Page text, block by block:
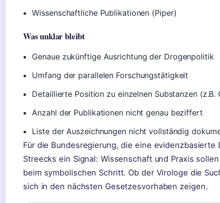
Wissenschaftliche Publikationen (Piper)
Was unklar bleibt
Genaue zukünftige Ausrichtung der Drogenpolitik
Umfang der parallelen Forschungstätigkeit
Detaillierte Position zu einzelnen Substanzen (z.B.
Anzahl der Publikationen nicht genau beziffert
Liste der Auszeichnungen nicht vollständig
Für die Bundesregierung, die eine
Streecks ein Signal: Wissenschaft und Praxis
beim symbolischen Schritt. Ob der Virologe die
sich in den nächsten Gesetzesvorhaben zeigen.